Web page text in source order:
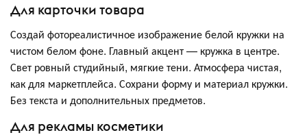
Для карточки товара
Создай фотореалистичное изображение белой кружки на
чистом белом фоне. Главный акцент — кружка в центре.
Свет ровный студийный, мягкие тени. Атмосфера чистая,
как для маркетплейса. Сохрани форму и материал кружки.
Без текста и дополнительных предметов.
Для рекламы косметики